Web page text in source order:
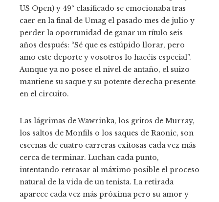
US Open) y 49º clasificado se emocionaba tras
caer en la final de Umag el pasado mes de julio y
perder la oportunidad de ganar un título seis
años después: “Sé que es estúpido llorar, pero
amo este deporte y vosotros lo hacéis especial”.
Aunque ya no posee el nivel de antaño, el suizo
mantiene su saque y su potente derecha presente
en el circuito.
Las lágrimas de Wawrinka, los gritos de Murray,
los saltos de Monfils o los saques de Raonic, son
escenas de cuatro carreras exitosas cada vez más
cerca de terminar. Luchan cada punto,
intentando retrasar al máximo posible el proceso
natural de la vida de un tenista. La retirada
aparece cada vez más próxima pero su amor y